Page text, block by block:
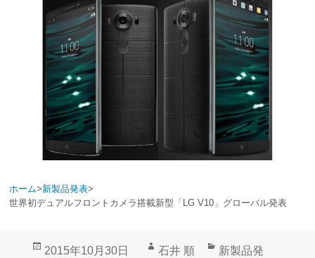
ホーム>新製品発表>
世界初デュアルフロントカメラ搭載新型「LG V10」グローバル発表
投
2015年10月30日
作
石井 順
カ
新製品発